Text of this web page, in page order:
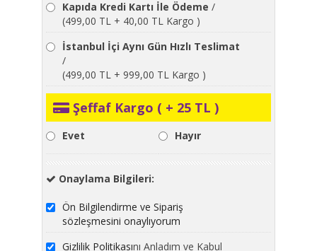
Kapıda Kredi Kartı İle Ödeme /
(499,00 TL + 40,00 TL Kargo )
İstanbul İçi Aynı Gün Hızlı Teslimat
/
(499,00 TL + 999,00 TL Kargo )
Şeffaf Kargo ( + 25 TL )
Evet Hayır
Onaylama Bilgileri:
Ön Bilgilendirme ve Sipariş
sözleşmesini onaylıyorum
Gizlilik Politikasını Anladım ve Kabul